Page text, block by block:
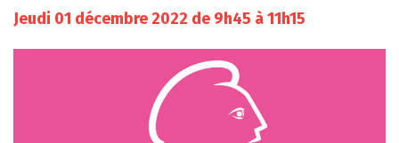
Jeudi 01 décembre 2022 de 9h45 à 11h15